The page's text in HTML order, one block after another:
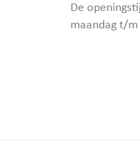
De
maandag t/